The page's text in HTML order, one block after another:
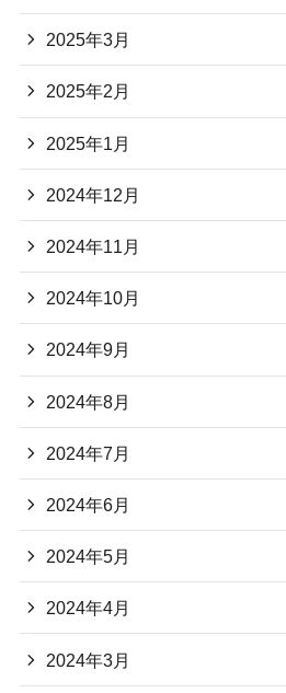
2025年3月
2025年2月
2025年1月
2024年12月
2024年11月
2024年10月
2024年9月
2024年8月
2024年7月
2024年6月
2024年5月
2024年4月
2024年3月